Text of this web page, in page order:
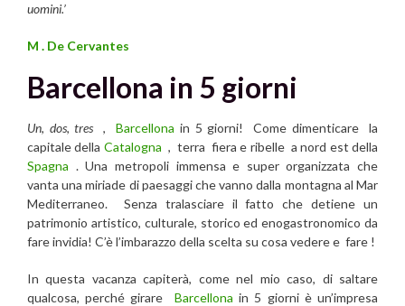
uomini.’
M . De Cervantes
Barcellona in 5 giorni
Un, dos,tres ,Barcellona in 5 giorni! Come dimenticare la
capitale della Catalogna , terra fiera e ribelle a nord est della
Spagna . Una metropoli immensa e super organizzata che
vanta una miriade di paesaggi che vanno dalla montagna al Mar
Mediterraneo. Senza tralasciare il fatto che detiene un
patrimonio artistico, culturale, storico ed enogastronomico da
fare invidia! C’è l’imbarazzo della scelta su cosa vedere e fare !
In questa vacanza capiterà, come nel mio caso, di saltare
qualcosa, perché girare Barcellona in 5 giorni è un’impresa